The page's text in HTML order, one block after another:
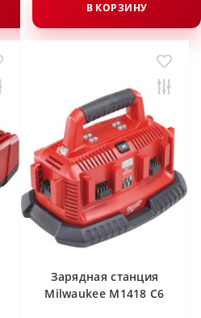
В КОРЗИНУ
Зарядная станция
Milwaukee M1418 C6